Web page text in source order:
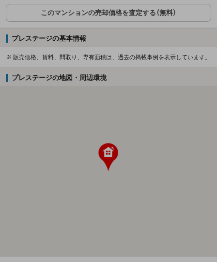
このマンションの売却価格を査定する（無料）
プレステージの基本情報
※ 販売価格、賃料、間取り、専有面積は、過去の掲載事例を表示しています。
プレステージの地図・周辺環境